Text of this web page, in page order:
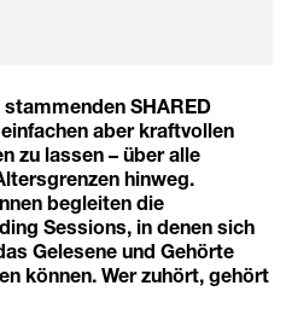
SHARED
aber kraftvollen
zu lassen – über alle
hinweg.
begleiten die
Sessions, in denen sich
Gelesene und Gehörte
können. Wer zuhört, gehört